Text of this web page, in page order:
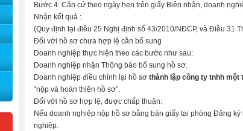
Bước 4: Căn cứ theo ngày hẹn trên giấy Biên nhận, doanh
Nhận kết quả :
(Quy định tại điều 25 Nghị định số 43/2010/NĐ­CP, và Điều 31
Đối với hồ sơ chưa hợp lệ cần bổ sung
Doanh nghiệp thực hiện theo các bước như sau:
Doanh nghiệp nhận Thông báo bổ sung hồ sơ.
Doanh nghiệp điều chỉnh lại hồ sơ thành lập công ty tnhh một
“nộp và hoàn thiện hồ sơ”.
Đối với hồ sơ hợp lệ, được chấp thuận:
Nếu doanh nghiệp nộp hồ sơ bằng bản giấy tại phòng Đăng
nghiệp.